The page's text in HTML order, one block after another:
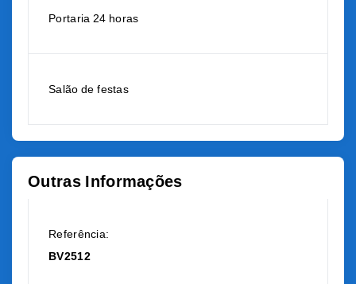
Portaria 24 horas
Salão de festas
Outras Informações
Referência:
BV2512